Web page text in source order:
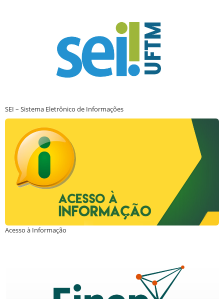
SEI – Sistema Eletrônico de Informações
Acesso à Informação